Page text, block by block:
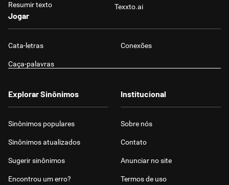
Resumir texto Texxto.ai
Jogar
Cata-letras Conexões
Caça-palavras
Explorar Sinônimos
Sinônimos populares
Sinônimos atualizados
Sugerir sinônimos
Encontrou um erro?
Institucional
Sobre nós
Contato
Anunciar no site
Termos de uso